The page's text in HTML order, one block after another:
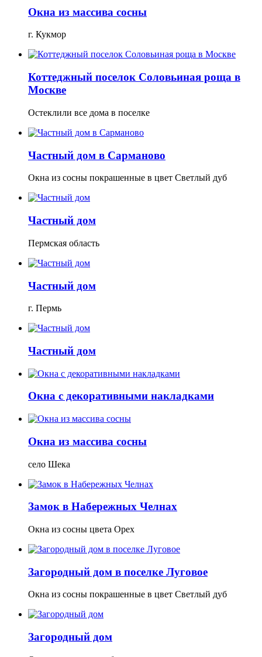
Окна из массива сосны
г. Кукмор
Коттеджный поселок Соловьиная роща в
Москве
Остеклили все дома в поселке
Частный дом в Сарманово
Окна из сосны покрашенные в цвет Светлый дуб
Частный дом
Пермская область
Частный дом
г. Пермь
Частный дом
Окна с декоративными накладками
Окна из массива сосны
село Шека
Замок в Набережных Челнах
Окна из сосны цвета Орех
Загородный дом в поселке Луговое
Окна из сосны покрашенные в цвет Светлый дуб
Загородный дом